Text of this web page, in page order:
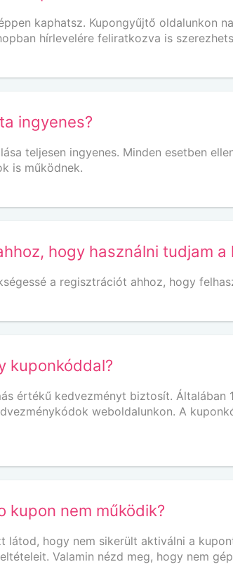
kaphatsz. Kupongyűjtő oldalunkon
hírlevelére feliratkozva is
ingyenes?
teljesen ingyenes. Minden esetben
is működnek.
hogy használni tudjam a
a regisztrációt ahhoz, hogy
kuponkóddal?
értékű kedvezményt biztosít. Általában
weboldalunkon. A
kupon nem működik?
látod, hogy nem sikerült aktiválni a
Valamin nézd meg, hogy nem